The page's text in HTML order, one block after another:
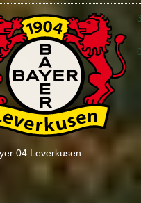
04 Leverkusen
: